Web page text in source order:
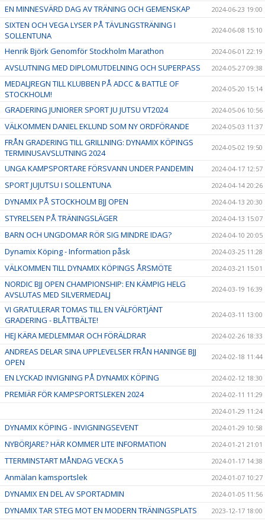
EN MINNESVÄRD DAG AV TRÄNING OCH GEMENSKAP 2024-06-23 19:00
SIXTEN OCH VEGA LYSER PÅ TÄVLINGSTRÄNING I
SOLLENTUNA
2024-06-08 15:10
Henrik Björk Genomför Stockholm Marathon 2024-06-01 22:19
AVSLUTNING MED DIPLOMUTDELNING OCH SUPERPASS 2024-05-27 09:38
MEDALJREGN TILL KLUBBEN PÅ ADCC & BATTLE OF
STOCKHOLM!
2024-05-20 15:14
GRADERING JUNIORER SPORT JU JUTSU VT2024 2024-05-06 10:56
VÄLKOMMEN DANIEL EKLUND SOM NY ORDFÖRANDE 2024-05-03 11:37
FRÅN GRADERING TILL GRILLNING: DYNAMIX KÖPINGS
TERMINUSAVSLUTNING 2024
2024-05-02 19:50
UNGA KAMPSPORTARE FÖRSVANN UNDER PANDEMIN 2024-04-17 12:57
SPORT JUJUTSU I SOLLENTUNA 2024-04-14 20:26
DYNAMIX PÅ STOCKHOLM BJJ OPEN 2024-04-13 20:30
STYRELSEN PÅ TRÄNINGSLÄGER 2024-04-13 15:07
BARN OCH UNGDOMAR RÖR SIG MINDRE IDAG? 2024-04-10 20:05
Dynamix Köping - Information påsk 2024-03-25 11:28
VÄLKOMMEN TILL DYNAMIX KÖPINGS ÅRSMÖTE 2024-03-21 15:01
NORDIC BJJ OPEN CHAMPIONSHIP: EN KÄMPIG HELG
AVSLUTAS MED SILVERMEDALJ
2024-03-19 16:39
VI GRATULERAR TOMAS TILL EN VÄLFÖRTJÄNT
GRADERING - BLÅTTBÄLTE!
2024-03-11 13:00
HEJ KÄRA MEDLEMMAR OCH FÖRÄLDRAR 2024-02-26 18:33
ANDREAS DELAR SINA UPPLEVELSER FRÅN HANINGE BJJ
OPEN
2024-02-18 11:44
EN LYCKAD INVIGNING PÅ DYNAMIX KÖPING 2024-02-12 18:30
PREMIÄR FÖR KAMPSPORTSLEKEN 2024
2024-02-11 11:29
2024-01-29 11:24
DYNAMIX KÖPING - INVIGNINGSEVENT 2024-01-29 10:58
NYBÖRJARE? HÄR KOMMER LITE INFORMATION 2024-01-21 21:01
TTERMINSTART MÅNDAG VECKA 5 2024-01-17 14:38
Anmälan kamsportslek 2024-01-07 10:27
DYNAMIX EN DEL AV SPORTADMIN 2024-01-05 11:56
DYNAMIX TAR STEG MOT EN MODERN TRÄNINGSPLATS 2023-12-17 18:00